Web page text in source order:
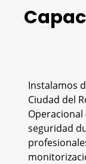
Instalamos
Ciudad del
Operacional
seguridad